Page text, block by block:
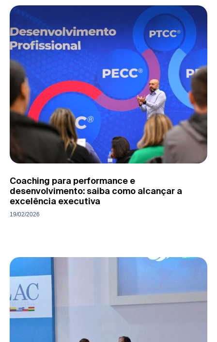
Coaching para performance e
desenvolvimento: saiba como alcançar a
excelência executiva
19/02/2026